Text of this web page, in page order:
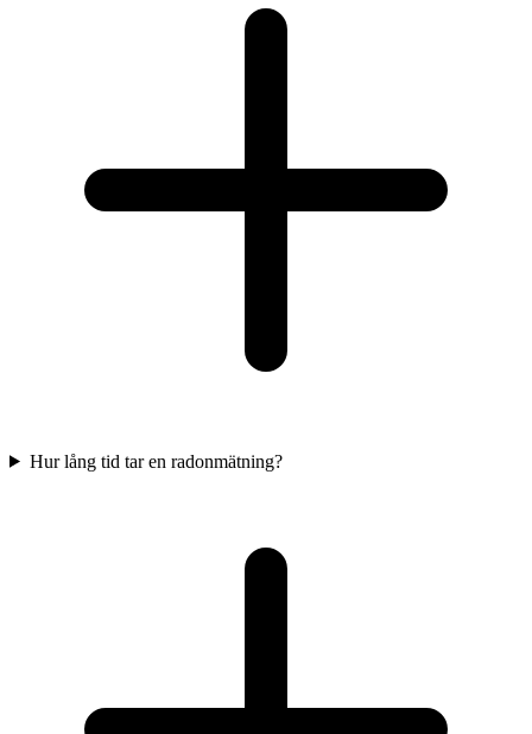
Hur lång tid tar en radonmätning?